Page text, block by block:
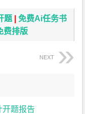
题 |免费Ai任务书
费排版
NEXT
开题报告